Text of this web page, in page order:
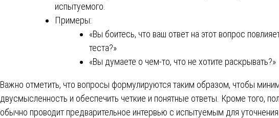
испытуемого.
Примеры:
«Вы боитесь, что ваш ответ на этот вопрос
теста?»
«Вы думаете о чем-то, что не хотите раскрывать?»
Важно отметить, что вопросы формулируются таким образом, чтобы
двусмысленность и обеспечить четкие и понятные ответы. Кроме того,
обычно проводит предварительное интервью с испытуемым для